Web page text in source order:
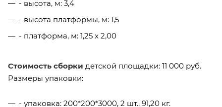
- высота, м: 3,4
- высота платформы, м: 1,5
- платформа, м: 1,25 x 2,00
Стоимость сборки детской площадки: 11 000 руб.
Размеры упаковки:
- упаковка: 200*200*3000, 2 шт., 91,20 кг.